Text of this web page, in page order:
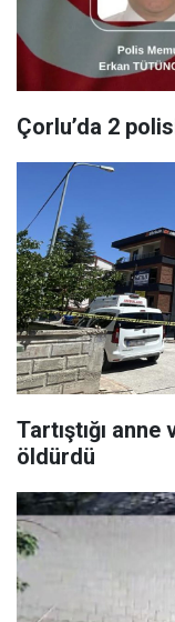
Çorlu’da 2
Tartıştığı anne
öldürdü